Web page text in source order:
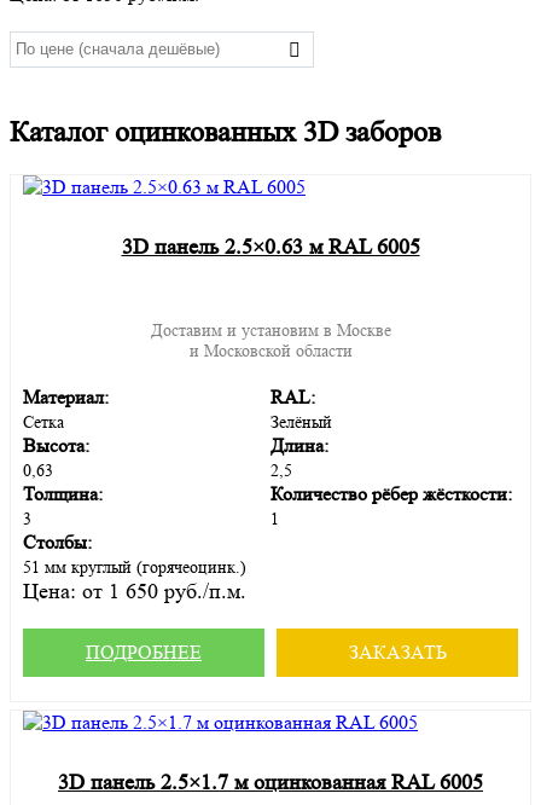
Каталог оцинкованных 3D заборов
3D панель 2.5×0.63 м RAL 6005
Доставим и установим в Москве
и Московской области
Материал:
Сетка
RAL:
Зелёный
Высота:
0,63
Длина:
2,5
Толщина:
3
Количество рёбер жёсткости:
1
Столбы:
51 мм круглый (горячеоцинк.)
Цена: от 1 650 руб./п.м.
ПОДРОБНЕЕ ЗАКАЗАТЬ
3D панель 2.5×1.7 м оцинкованная RAL 6005